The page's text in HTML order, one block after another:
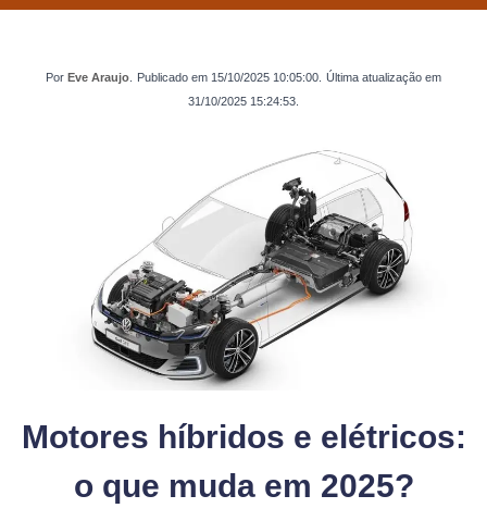
Por Eve Araujo Publicado em 15/10/2025 10:05:00 Última atualização em
31/10/2025 15:24:53
Motores híbridos e elétricos:
o que muda em 2025?